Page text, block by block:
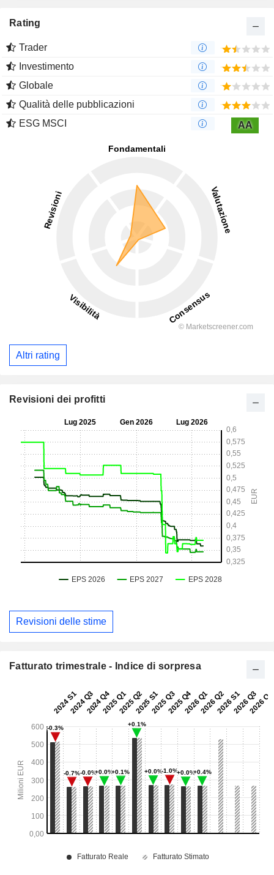
Rating
Trader
Investimento
Globale
Qualità delle pubblicazioni
ESG MSCI
AA
Altri rating
Revisioni dei profitti
Revisioni delle stime
Fatturato trimestrale - Indice di sorpresa